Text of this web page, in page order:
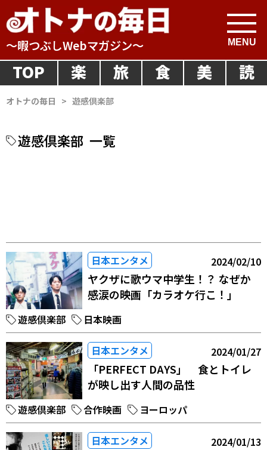
～暇つぶしWebマガジン～
TOP 楽 旅 食 美 読
オトナの毎日 > 遊感倶楽部
遊感倶楽部 一覧
日本エンタメ 2024/02/10
ヤクザに歌ウマ中学生！？ なぜか
感涙の映画「カラオケ行こ！」
遊感倶楽部 日本映画
日本エンタメ 2024/01/27
「PERFECT DAYS」 食とトイレ
が映し出す人間の品性
遊感倶楽部 合作映画 ヨーロッパ
日本エンタメ 2024/01/13